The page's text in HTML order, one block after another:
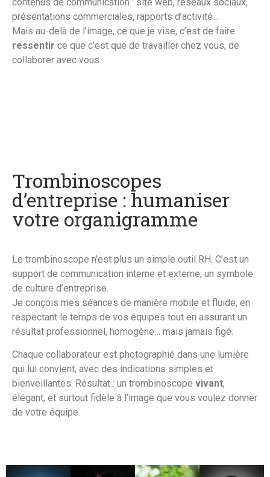
présentations commerciales, rapports d’activité…
Mais au-delà de l’image, ce que je vise, c’est de faire
ressentir ce que c’est que de travailler chez vous, de
collaborer avec vous.
Trombinoscopes
d’entreprise : humaniser
votre organigramme
Le trombinoscope n’est plus un simple outil RH. C’est un
support de communication interne et externe, un symbole
de culture d’entreprise.
Je conçois mes séances de manière mobile et fluide, en
respectant le temps de vos équipes tout en assurant un
résultat professionnel, homogène… mais jamais figé.
Chaque collaborateur est photographié dans une lumière
qui lui convient, avec des indications simples et
bienveillantes. Résultat : un trombinoscope vivant,
élégant, et surtout fidèle à l’image que vous voulez donner
de votre équipe.